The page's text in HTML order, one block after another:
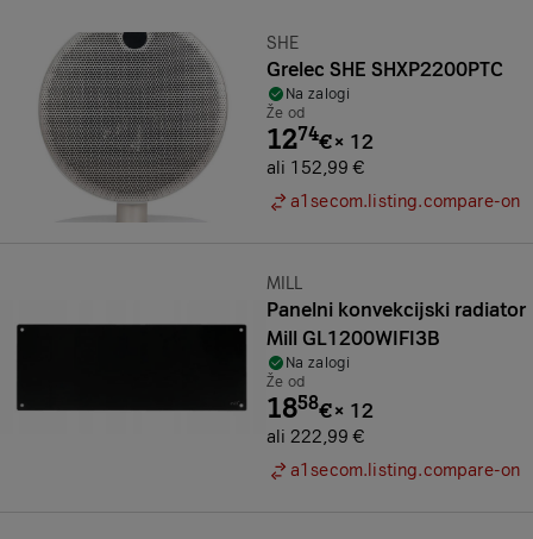
Znamka:
SHE
Grelec SHE SHXP2200PTC
Na zalogi
Že od
1274€× 12
ali 152,99 €
a1secom.listing.compare-on
Znamka:
MILL
Panelni konvekcijski radiator
Mill GL1200WIFI3B
Na zalogi
Že od
1858€× 12
ali 222,99 €
a1secom.listing.compare-on